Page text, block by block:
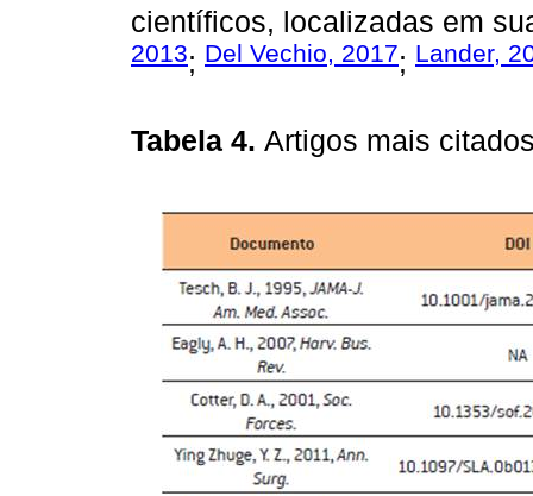
científicos, localizadas em
2013; Del Vechio, 2017; Lander,
Tabela 4. Artigos mais